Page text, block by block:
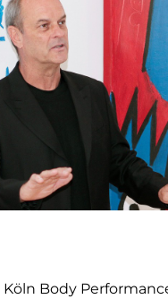
Köln Body